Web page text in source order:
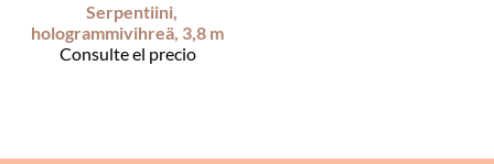
Serpentiini,
hologrammivihreä, 3,8 m
Consulte el precio